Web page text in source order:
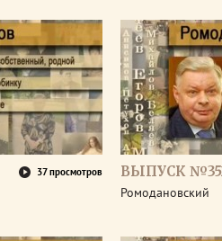
37 просмотров ВЫПУСК
Ромодановский